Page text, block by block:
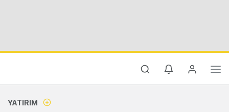
YATIRIM